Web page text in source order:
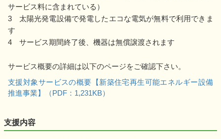
サービス料に含まれている）
3 太陽光発電設備で発電したエコな電気が無料で利用できま
す
4 サービス期間終了後、機器は無償譲渡されます
サービス概要の詳細は以下のページをご確認下さい。
支援対象サービスの概要【新築住宅再生可能エネルギー設備
推進事業】（PDF：1,231KB）
支援内容